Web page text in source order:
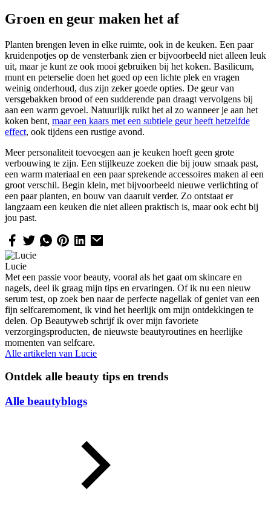
Groen en geur maken het af
Planten brengen leven in elke ruimte, ook in de keuken. Een paar
kruidenpotjes op de vensterbank zien er bijvoorbeeld niet alleen leuk
uit, maar je kunt ze ook mooi gebruiken bij het koken. Basilicum,
munt en peterselie doen het goed op een lichte plek en vragen
weinig onderhoud, dus zijn zeker goede opties. De geur van
versgebakken brood of een sudderende pan draagt vervolgens bij
aan een warm gevoel. Natuurlijk ruikt het al zo wanneer je aan het
koken bent, maar een kaars met een subtiele geur heeft hetzelfde
effect, ook tijdens een rustige avond.
Meer personaliteit toevoegen aan je keuken hoeft geen grote
verbouwing te zijn. Een stijlkeuze zoeken die bij jouw smaak past,
een warm materiaal en een paar sprekende accessoires maken al een
groot verschil. Begin klein, met bijvoorbeeld nieuwe verlichting of
een paar planten, en bouw van daaruit verder. Zo ontstaat er
langzaam een keuken die niet alleen praktisch is, maar ook echt bij
jou past.
Lucie
Met een passie voor beauty, vooral als het gaat om skincare en
nagels, deel ik graag mijn tips en ervaringen. Of ik nu een nieuw
serum test, op zoek ben naar de perfecte nagellak of geniet van een
fijn selfcaremoment, ik vind het heerlijk om mijn ontdekkingen te
delen. Op Beautyweb schrijf ik over mijn favoriete
verzorgingsproducten, de nieuwste beautyroutines en heerlijke
momenten van selfcare.
Alle artikelen van Lucie
Ontdek alle beauty tips en trends
Alle beautyblogs